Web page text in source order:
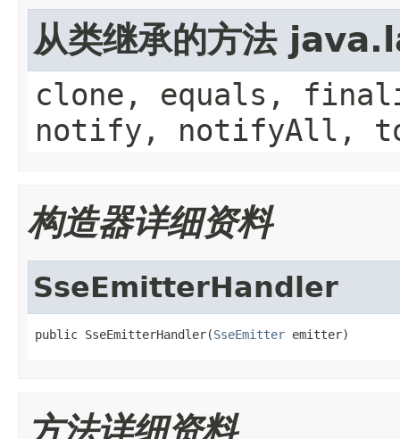
从类继承的方法
clone, equals,
notify, notifyAll,
构造器详细资料
SseEmitterHandler
public SseEmitterHandler(SseEmitter emitter)
方法详细资料